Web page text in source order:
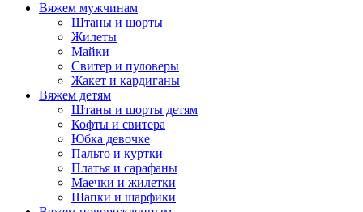
Вяжем мужчинам
Штаны и шорты
Жилеты
Майки
Свитер и пуловеры
Жакет и кардиганы
Вяжем детям
Штаны и шорты детям
Кофты и свитера
Юбка девочке
Пальто и куртки
Платья и сарафаны
Маечки и жилетки
Шапки и шарфики